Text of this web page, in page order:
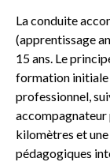
La conduite
(apprentissage
15 ans. Le
formation initiale
professionnel,
accompagnateur
kilomètres et une
pédagogiques